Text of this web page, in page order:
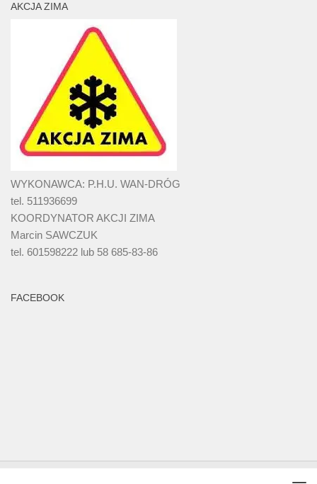
AKCJA ZIMA
WYKONAWCA: P.H.U. WAN-DRÓG
tel. 511936699
KOORDYNATOR AKCJI ZIMA
Marcin SAWCZUK
tel. 601598222 lub 58 685-83-86
FACEBOOK